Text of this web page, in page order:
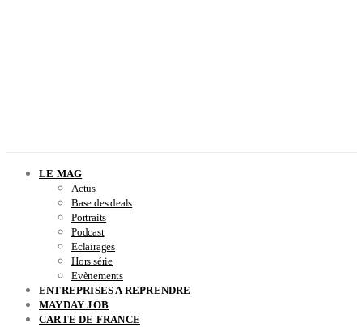
LE MAG
Actus
Base des deals
Portraits
Podcast
Eclairages
Hors série
Evènements
ENTREPRISES A REPRENDRE
MAYDAY JOB
CARTE DE FRANCE